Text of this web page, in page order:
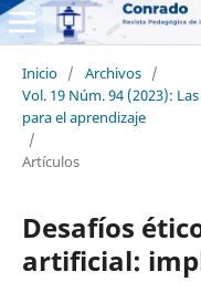
Inicio / Archivos /
Vol. 19 Núm. 94 (2023):
para el aprendizaje
/
Artículos
Desafíos
artificial: